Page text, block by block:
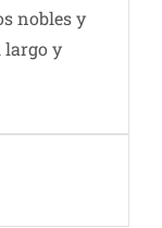
nobles y
largo y